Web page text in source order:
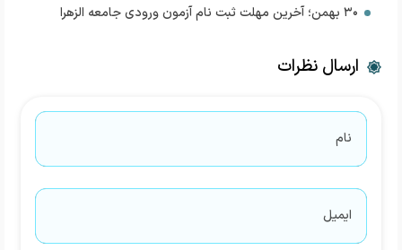
۳۰ بهمن؛ آخرین مهلت ثبت نام آزمون ورودی جامعه الزهرا
ارسال نظرات